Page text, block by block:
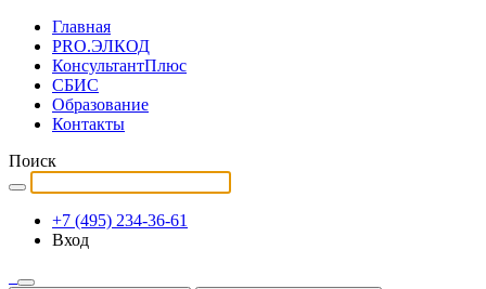
Главная
PRO.ЭЛКОД
КонсультантПлюс
СБИС
Образование
Контакты
Поиск
+7 (495) 234-36-61
Вход